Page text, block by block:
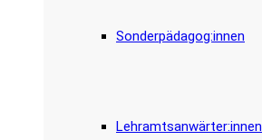
Sonderpädagog:innen
Lehramtsanwärter:innen